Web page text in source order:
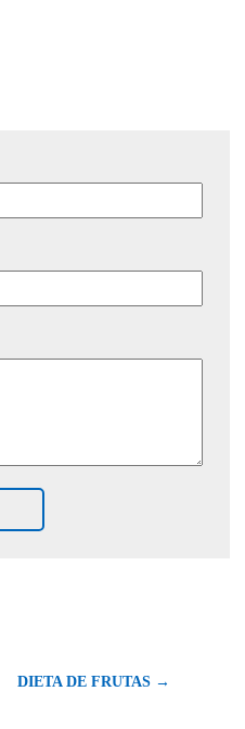
DIETA DE FRUTAS →